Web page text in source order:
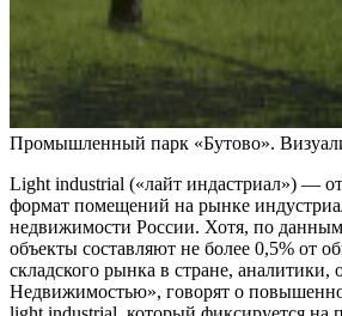
Промышленный парк «Бутово».
Light industrial («лайт индастриал») —
формат помещений на рынке
недвижимости России. Хотя, по
объекты составляют не более 0,5% от
складского рынка в стране,
Недвижимостью», говорят о